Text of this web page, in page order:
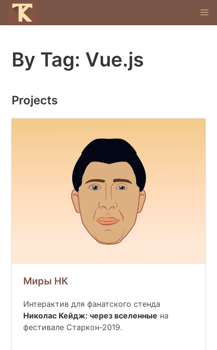
By Tag: Vue.js
Projects
Миры НК
Интерактив для фанатского стенда
Николас Кейдж: через вселенные на
фестивале Старкон-2019.